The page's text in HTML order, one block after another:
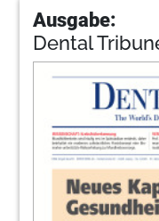
Ausgabe:
Dental